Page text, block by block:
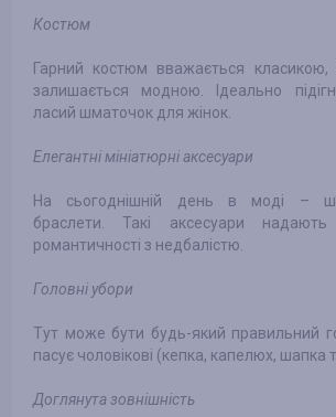
Костюм
Гарний костюм вважається класикою,
залишається модною. Ідеально
ласий шматочок для жінок.
Елегантні мініатюрні аксесуари
На сьогоднішній день в моді –
браслети. Такі аксесуари
романтичності з недбалістю.
Головні убори
Тут може бути будь-який правильний
пасує чоловікові (кепка, капелюх, шапка
Доглянута зовнішність